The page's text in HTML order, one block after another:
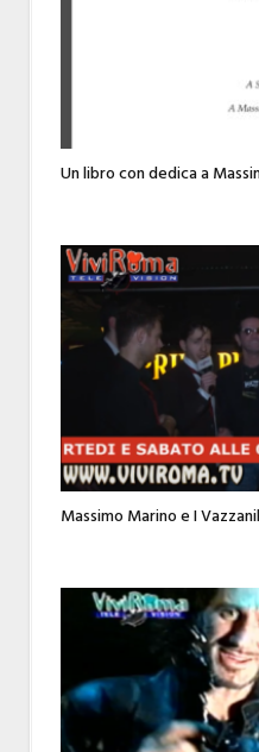
Un libro con dedica a
Massimo Marino e I